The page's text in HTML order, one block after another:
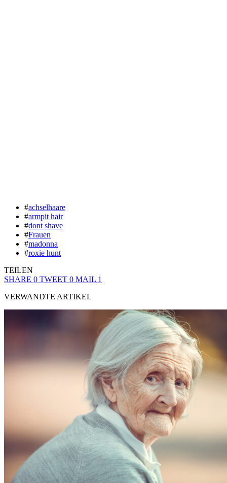
#achselhaare
#armpit hair
#dont shave
#Frauen
#madonna
#roxie hunt
TEILEN
SHARE 0 TWEET 0 MAIL 1
VERWANDTE ARTIKEL